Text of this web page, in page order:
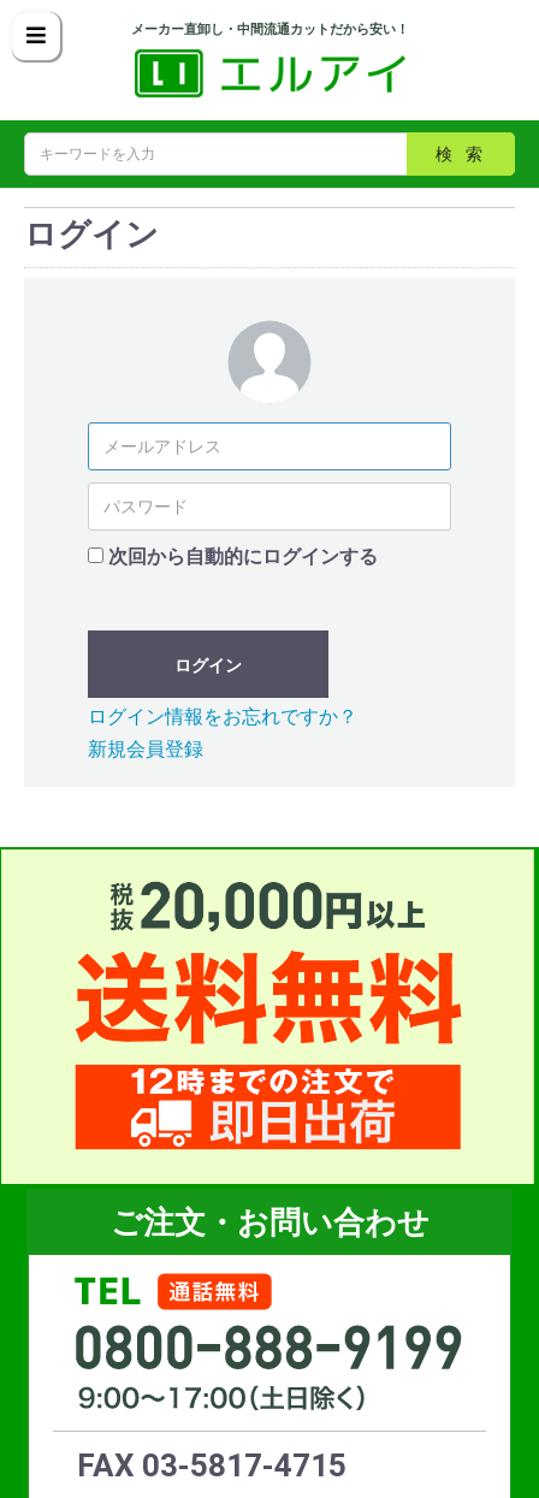
メーカー直卸し・中間流通カットだから安い！
検索
ログイン
次回から自動的にログインする
ログイン
ログイン情報をお忘れですか？
新規会員登録
ご注文・お問い合わせ
FAX 03-5817-4715